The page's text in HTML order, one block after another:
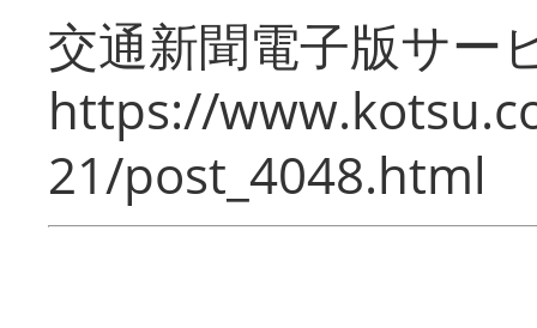
交通新聞電子版サー
https://
21/post_4048.html